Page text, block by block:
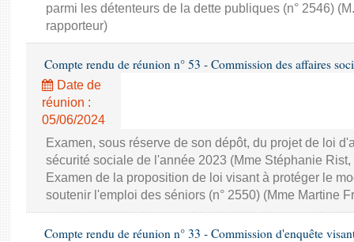
parmi les détenteurs de la dette publiques (n° 2546)
rapporteur)
Compte rendu de réunion n° 53 - Commission des affaires
Date de
réunion :
05/06/2024
Examen, sous réserve de son dépôt, du projet de loi
sécurité sociale de l'année 2023 (Mme Stéphanie
Examen de la proposition de loi visant à protéger le
soutenir l'emploi des séniors (n° 2550) (Mme Martine
Compte rendu de réunion n° 33 - Commission d'enquête